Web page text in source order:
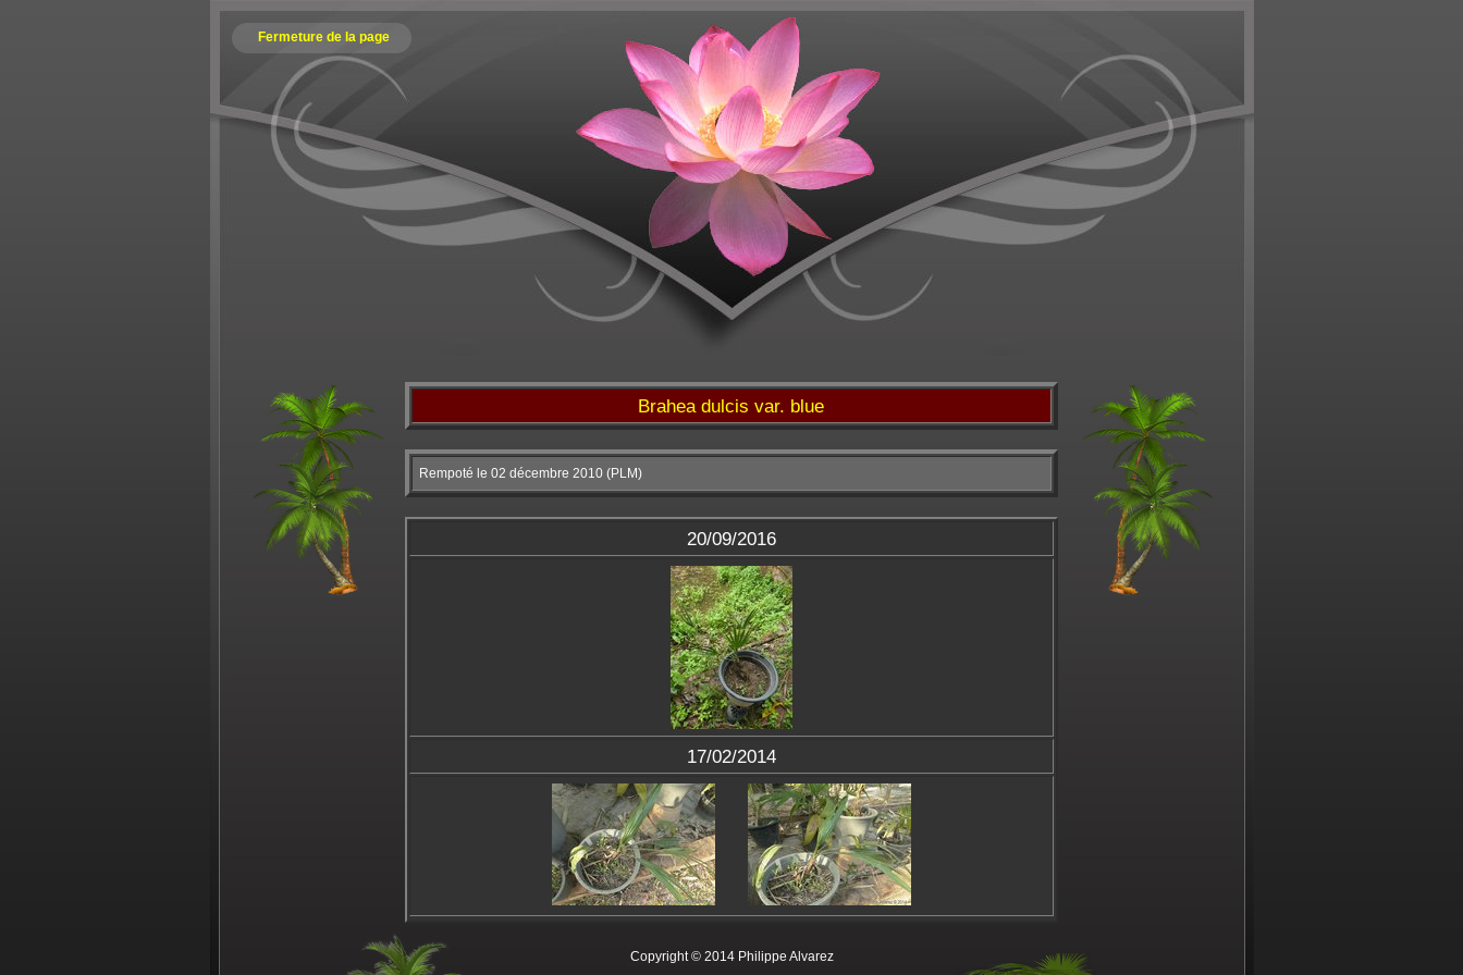
Fermeture de la page
Brahea dulcis var. blue
Rempoté le 02 décembre 2010 (PLM)
20/09/2016
17/02/2014
Copyright © 2014 Philippe Alvarez